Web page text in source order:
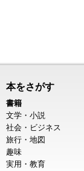
本をさがす
書籍
文学・小説
社会・ビジネス
旅行・地図
趣味
実用・教育